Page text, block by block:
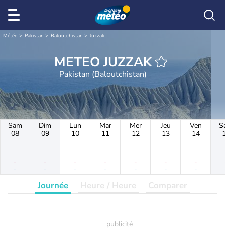
Météo Pakistan Baloutchistan Juzzak
METEO JUZZAK
Pakistan (Baloutchistan)
Sam
08
-
-
Dim
09
-
-
Lun
10
-
-
Mar
11
-
-
Mer
12
-
-
Jeu
13
-
-
Ven
14
-
-
Journée Heure / Heure Comparer